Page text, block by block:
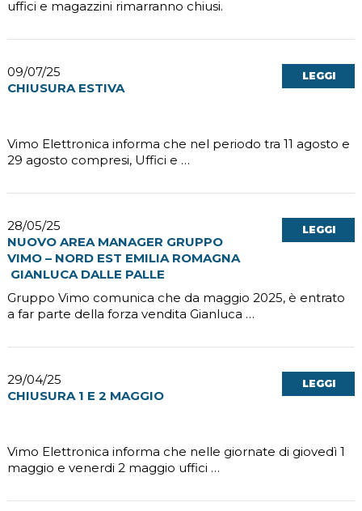
uffici e magazzini rimarranno chiusi.
09/07/25
CHIUSURA ESTIVA
Vimo Elettronica informa che nel periodo tra 11 agosto e
29 agosto compresi, Uffici e …
LEGGI
28/05/25
NUOVO AREA MANAGER GRUPPO
VIMO – NORD EST EMILIA ROMAGNA
GIANLUCA DALLE PALLE
Gruppo Vimo comunica che da maggio 2025, è entrato
a far parte della forza vendita Gianluca …
LEGGI
29/04/25
CHIUSURA 1 E 2 MAGGIO
Vimo Elettronica informa che nelle giornate di giovedì 1
maggio e venerdi 2 maggio uffici …
LEGGI